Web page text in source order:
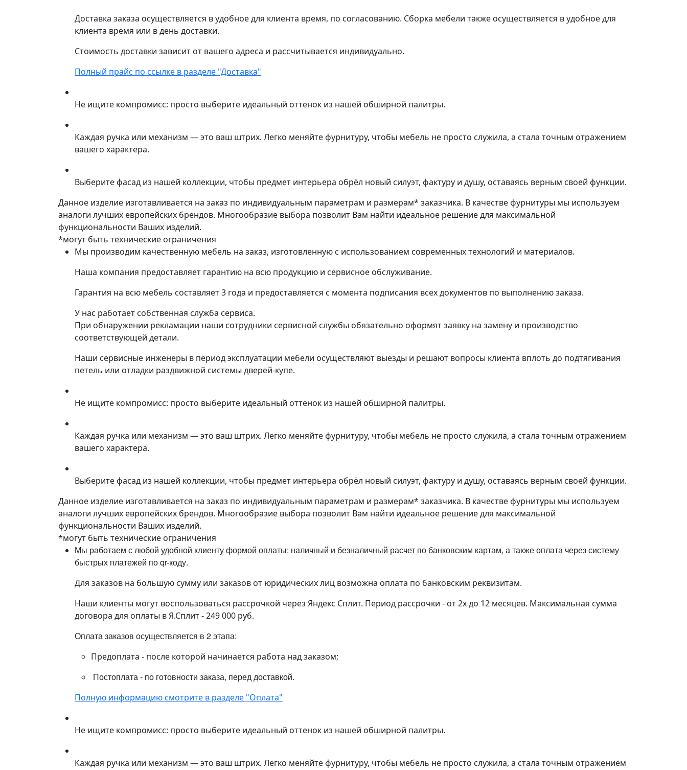
Доставка заказа осуществляется в удобное для клиента время, по согласованию. Сборка мебели также осуществляется в удобное для
клиента время или в день доставки.
Стоимость доставки зависит от вашего адреса и рассчитывается индивидуально.
Полный прайс по ссылке в разделе "Доставка"
Не ищите компромисс: просто выберите идеальный оттенок из нашей обширной палитры.
Каждая ручка или механизм — это ваш штрих. Легко меняйте фурнитуру, чтобы мебель не просто служила, а стала точным отражением
вашего характера.
Выберите фасад из нашей коллекции, чтобы предмет интерьера обрёл новый силуэт, фактуру и душу, оставаясь верным своей функции.
Данное изделие изготавливается на заказ по индивидуальным параметрам и размерам* заказчика. В качестве фурнитуры мы используем
аналоги лучших европейских брендов. Многообразие выбора позволит Вам найти идеальное решение для максимальной
функциональности Ваших изделий.
*могут быть технические ограничения
Мы производим качественную мебель на заказ, изготовленную с использованием современных технологий и материалов.
Наша компания предоставляет гарантию на всю продукцию и сервисное обслуживание.
Гарантия на всю мебель составляет 3 года и предоставляется с момента подписания всех документов по выполнению заказа.
У нас работает собственная служба сервиса.
При обнаружении рекламации наши сотрудники сервисной службы обязательно оформят заявку на замену и производство
соответствующей детали.
Наши сервисные инженеры в период эксплуатации мебели осуществляют выезды и решают вопросы клиента вплоть до подтягивания
петель или отладки раздвижной системы дверей-купе.
Не ищите компромисс: просто выберите идеальный оттенок из нашей обширной палитры.
Каждая ручка или механизм — это ваш штрих. Легко меняйте фурнитуру, чтобы мебель не просто служила, а стала точным отражением
вашего характера.
Выберите фасад из нашей коллекции, чтобы предмет интерьера обрёл новый силуэт, фактуру и душу, оставаясь верным своей функции.
Данное изделие изготавливается на заказ по индивидуальным параметрам и размерам* заказчика. В качестве фурнитуры мы используем
аналоги лучших европейских брендов. Многообразие выбора позволит Вам найти идеальное решение для максимальной
функциональности Ваших изделий.
*могут быть технические ограничения
Мы работаем с любой удобной клиенту формой оплаты: наличный и безналичный расчет по банковским картам, а также оплата через систему
быстрых платежей по qr-коду.
Для заказов на большую сумму или заказов от юридических лиц возможна оплата по банковским реквизитам.
Наши клиенты могут воспользоваться рассрочкой через Яндекс Сплит. Период рассрочки - от 2х до 12 месяцев. Максимальная сумма
договора для оплаты в Я.Сплит - 249 000 руб.
Оплата заказов осуществляется в 2 этапа:
Предоплата - после которой начинается работа над заказом;
Постоплата - по готовности заказа, перед доставкой.
Полную информацию смотрите в разделе "Оплата"
Не ищите компромисс: просто выберите идеальный оттенок из нашей обширной палитры.
Каждая ручка или механизм — это ваш штрих. Легко меняйте фурнитуру, чтобы мебель не просто служила, а стала точным отражением